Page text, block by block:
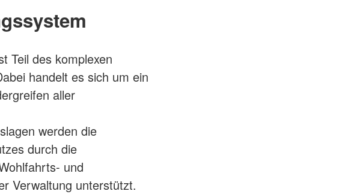
Teil des komplexen
handelt es sich um ein
aller
werden die
durch die
und
Verwaltung unterstützt.